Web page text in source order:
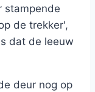
stampende
de trekker',
dat de leeuw
deur nog op